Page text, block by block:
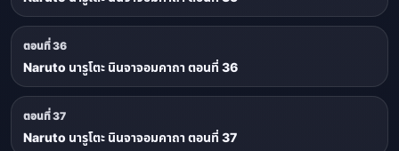
ตอนที่ 36
Naruto นารูโตะ นินจาจอมคาถา ตอนที่ 36
ตอนที่ 37
Naruto นารูโตะ นินจาจอมคาถา ตอนที่ 37